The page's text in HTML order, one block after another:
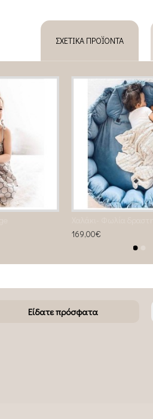
ΣΧΕΤΙΚΆ ΠΡΟΪΌΝΤΑ
169,00€
Είδατε πρόσφατα